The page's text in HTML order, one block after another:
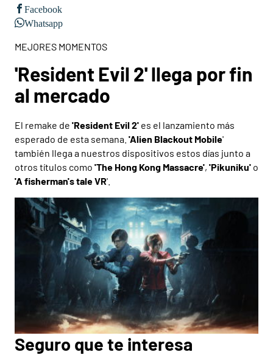
Facebook
Whatsapp
MEJORES MOMENTOS
'Resident Evil 2' llega por fin
al mercado
El remake de 'Resident Evil 2' es el lanzamiento más
esperado de esta semana. 'Alien Blackout Mobile'
también llega a nuestros dispositivos estos días junto a
otros títulos como 'The Hong Kong Massacre', 'Pikuniku' o
'A fisherman's tale VR'.
Seguro que te interesa